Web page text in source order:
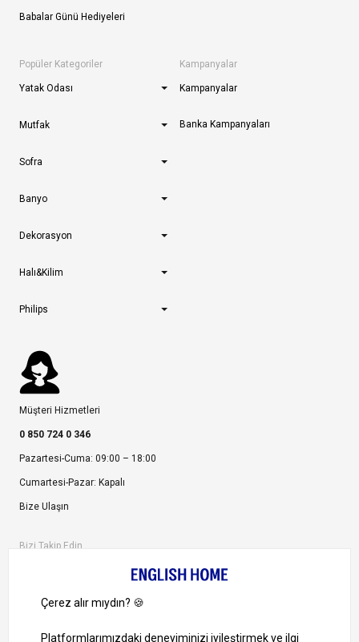
Babalar Günü Hediyeleri
Popüler Kategoriler
Yatak Odası
Mutfak
Sofra
Banyo
Dekorasyon
Halı&Kilim
Philips
Kampanyalar
Kampanyalar
Banka Kampanyaları
Müşteri Hizmetleri
0 850 724 0 346
Pazartesi-Cuma: 09:00 – 18:00
Cumartesi-Pazar: Kapalı
Bize Ulaşın
Bizi Takip Edin
1000 TL ve Üzeri Alışverişlerinizde Kargo Bedava!